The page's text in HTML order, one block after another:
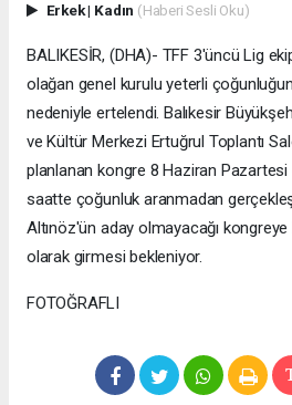
Erkek| Kadın (Haberi Sesli Oku)
BALIKESİR, (DHA)- TFF 3'üncü Lig
olağan genel kurulu yeterli
nedeniyle ertelendi. Balıkesir
ve Kültür Merkezi Ertuğrul Toplantı
planlanan kongre 8 Haziran Pazartesi
saatte çoğunluk aranmadan
Altınöz'ün aday olmayacağı
olarak girmesi bekleniyor.
FOTOĞRAFLI